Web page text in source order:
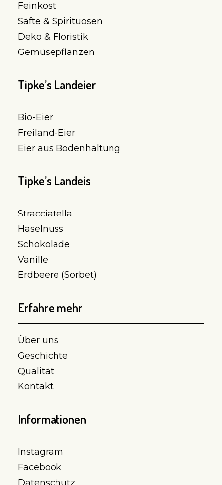
Feinkost
Säfte & Spirituosen
Deko & Floristik
Gemüsepflanzen
Tipke’s Landeier
Bio-Eier
Freiland-Eier
Eier aus Bodenhaltung
Tipke’s Landeis
Stracciatella
Haselnuss
Schokolade
Vanille
Erdbeere (Sorbet)
Erfahre mehr
Über uns
Geschichte
Qualität
Kontakt
Informationen
Instagram
Facebook
Datenschutz